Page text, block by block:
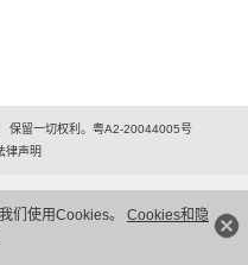
们使用Cookies。 Cookies和隐
保留一切权利。粤A2-20044005号
律声明